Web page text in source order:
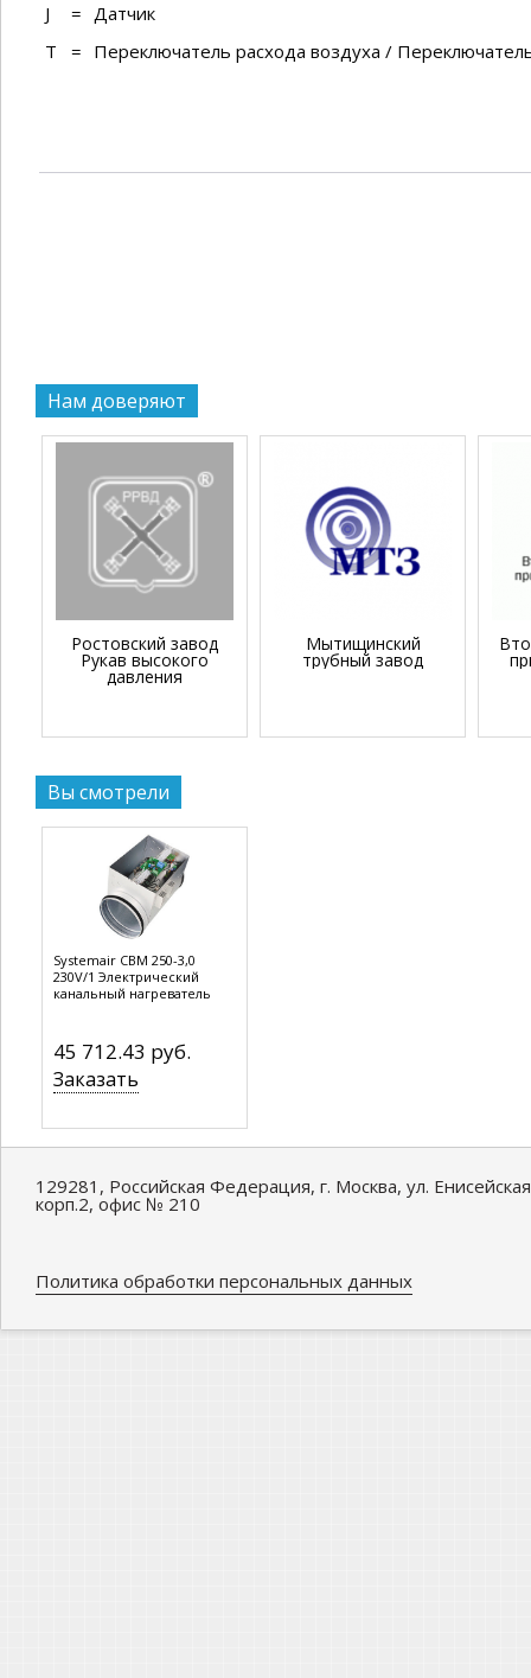
J
= Датчик
T
= Переключатель расхода воздуха /
Нам доверяют
Ростовский завод
Рукав высокого
давления
Мытищинский
трубный завод
Вы смотрели
Systemair CBM 250-3,0
230V/1 Электрический
канальный нагреватель
45 712.43 руб.
Заказать
129281, Российская Федерация, г. Москва, ул.
корп.2, офис № 210
Политика обработки персональных данных